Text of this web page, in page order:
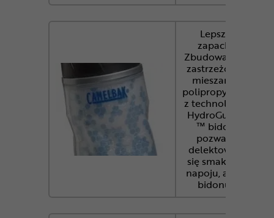
Lepszy
zapach.
Zbudowany z
zastrzeżonej
mieszanki
polipropylenu
z technologią
HydroGuard
™ bidon
pozwala
delektować
się smakiem
napoju, a nie
bidonu.